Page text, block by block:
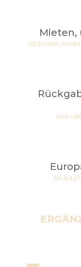
Mieten,
GESCHIRR,
WIR
AN